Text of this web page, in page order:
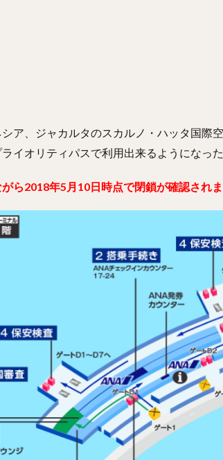
ア、ジャカルタのスカルノ・ハッタ国際
イオリティパスで利用出来るようになっ
がら2018年5月10日時点で閉鎖が確認されま